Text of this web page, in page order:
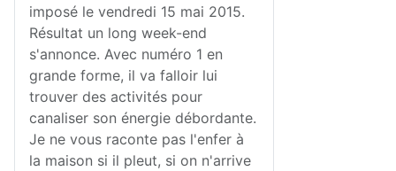
imposé le vendredi 15 mai 2015.
Résultat un long week-end
s'annonce. Avec numéro 1 en
grande forme, il va falloir lui
trouver des activités pour
canaliser son énergie débordante.
Je ne vous raconte pas l'enfer à
la maison si il pleut, si on n'arrive